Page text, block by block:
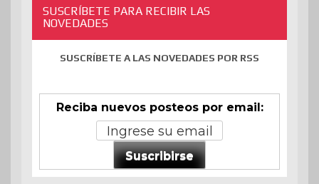
SUSCRÍBETE PARA RECIBIR LAS
NOVEDADES
SUSCRÍBETE A LAS NOVEDADES POR RSS
Reciba nuevos posteos por email:
Suscribirse